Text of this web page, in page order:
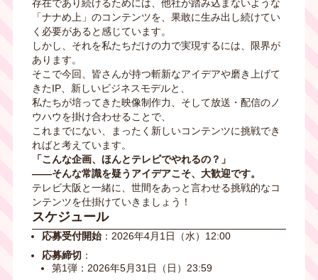
存在であり続けるためには、他社が踏み込まないような
「ナナめ上」のコンテンツを、果敢に生み出し続けてい
く必要があると感じています。
しかし、それを私たちだけの力で実現するには、限界が
あります。
そこで今回、皆さんが持つ斬新なアイデアや磨き上げて
きたIP、新しいビジネスモデルと、
私たちが培ってきた映像制作力、そして放送・配信のノ
ウハウを掛け合わせることで、
これまでにない、まったく新しいコンテンツに挑戦でき
ればと考えています。
「こんな企画、ほんとテレビでやれるの？」
――そんな常識を疑うアイデアこそ、大歓迎です。
テレビ大阪と一緒に、世間をあっと言わせる挑戦的なコ
ンテンツを仕掛けていきましょう！
スケジュール
応募受付開始：2026年4月1日（水）12:00
応募締切 ：
第1弾：2026年5月31日（日）23:59